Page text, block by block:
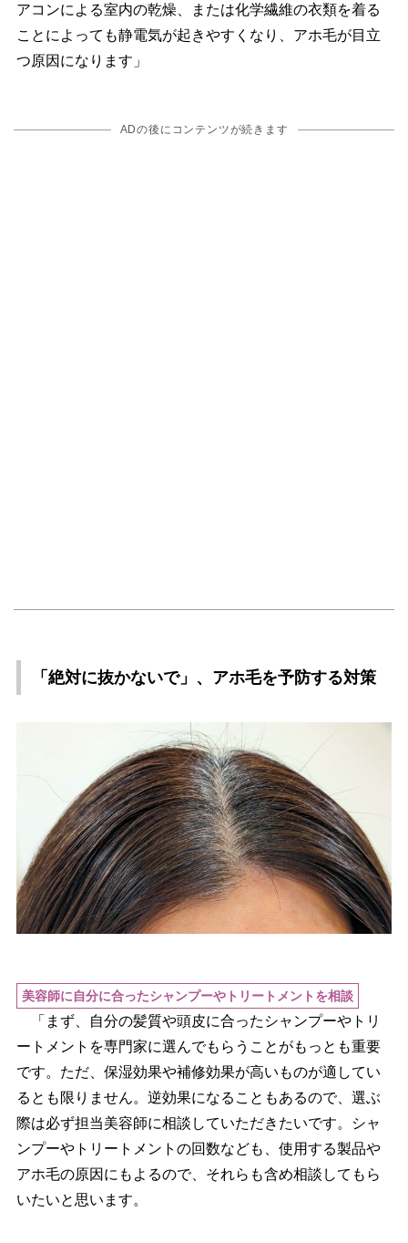
アコンによる室内の乾燥、または化学繊維の衣類を着る
ことによっても静電気が起きやすくなり、アホ毛が目立
つ原因になります」
ADの後にコンテンツが続きます
「絶対に抜かないで」、アホ毛を予防する対策
美容師に自分に合ったシャンプーやトリートメントを相談
「まず、自分の髪質や頭皮に合ったシャンプーやトリ
ートメントを専門家に選んでもらうことがもっとも重要
です。ただ、保湿効果や補修効果が高いものが適してい
るとも限りません。逆効果になることもあるので、選ぶ
際は必ず担当美容師に相談していただきたいです。シャ
ンプーやトリートメントの回数なども、使用する製品
アホ毛の原因にもよるので、それらも含め相談してもら
いたいと思います。